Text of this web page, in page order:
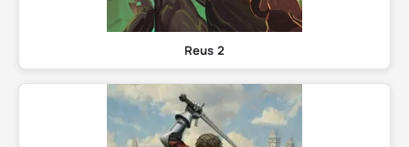
Reus 2